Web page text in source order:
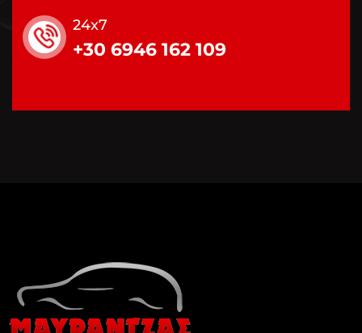
24x7
+30 6946 162 109